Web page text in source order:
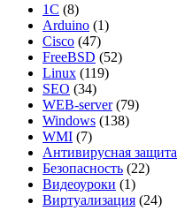
1С (8)
Arduino (1)
Cisco (47)
FreeBSD (52)
Linux (119)
SEO (34)
WEB-server(79)
Windows (138)
WMI (7)
Антивирусная защита
Безопасность (22)
Видеоуроки (1)
Виртуализация (24)